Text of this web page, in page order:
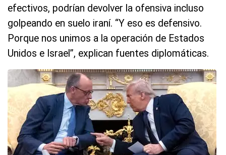
efectivos, podrían devolver la ofensiva incluso
golpeando en suelo iraní. “Y eso es defensivo.
Porque nos unimos a la operación de Estados
Unidos e Israel”, explican fuentes diplomáticas.